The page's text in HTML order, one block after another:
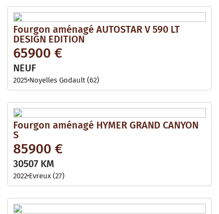
Fourgon aménagé AUTOSTAR V 590 LT
DESIGN EDITION
65900 €
NEUF
2025 Noyelles Godault (62)
Fourgon aménagé HYMER GRAND CANYON
S
85900 €
30507 KM
2022 Evreux (27)